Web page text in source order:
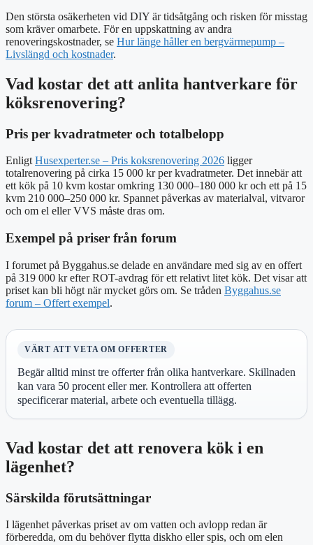
Den största osäkerheten vid DIY är tidsåtgång och risken för misstag
som kräver omarbete. För en uppskattning av andra
renoveringskostnader, se Hur länge håller en bergvärmepump –
Livslängd och kostnader.
Vad kostar det att anlita hantverkare för
köksrenovering?
Pris per kvadratmeter och totalbelopp
Enligt Husexperter.se – Pris koksrenovering 2026 ligger
totalrenovering på cirka 15 000 kr per kvadratmeter. Det innebär att
ett kök på 10 kvm kostar omkring 130 000–180 000 kr och ett på 15
kvm 210 000–250 000 kr. Spannet påverkas av materialval, vitvaror
och om el eller VVS måste dras om.
Exempel på priser från forum
I forumet på Byggahus.se delade en användare med sig av en offert
på 319 000 kr efter ROT-avdrag för ett relativt litet kök. Det visar att
priset kan bli högt när mycket görs om. Se tråden Byggahus.se
forum – Offert exempel.
VÄRT ATT VETA OM OFFERTER
Begär alltid minst tre offerter från olika hantverkare. Skillnaden
kan vara 50 procent eller mer. Kontrollera att offerten
specificerar material, arbete och eventuella tillägg.
Vad kostar det att renovera kök i en
lägenhet?
Särskilda förutsättningar
I lägenhet påverkas priset av om vatten och avlopp redan är
förberedda, om du behöver flytta diskho eller spis, och om elen